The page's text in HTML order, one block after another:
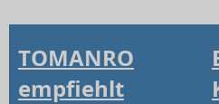
TOMANRO
empfiehlt